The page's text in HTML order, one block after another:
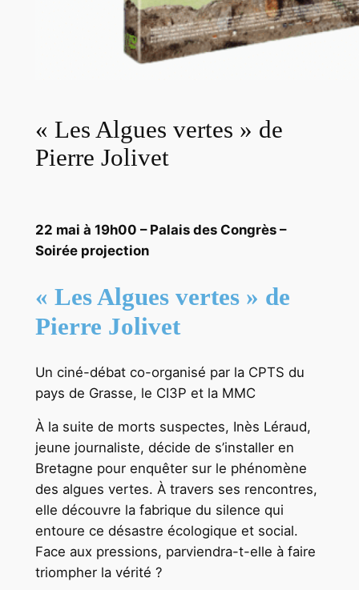
« Les Algues vertes » de
Pierre Jolivet
22 mai à 19h00 – Palais des Congrès –
Soirée projection
« Les Algues vertes » de
Pierre Jolivet
Un ciné-débat co-organisé par la CPTS du
pays de Grasse, le CI3P et la MMC
À la suite de morts suspectes, Inès Léraud,
jeune journaliste, décide de s’installer en
Bretagne pour enquêter sur le phénomène
des algues vertes. À travers ses rencontres,
elle découvre la fabrique du silence qui
entoure ce désastre écologique et social.
Face aux pressions, parviendra-t-elle à faire
triompher la vérité ?